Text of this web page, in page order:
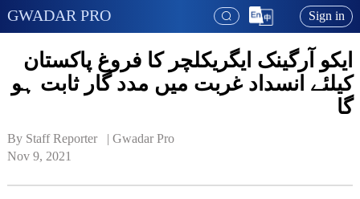
GWADAR PRO Sign in
ایکو آرگینک ایگریکلچر کا فروغ پاکستان
کیلئے انسداد غربت میں مدد گار ثابت ہو
گا
By Staff Reporter   | Gwadar Pro
Nov 9, 2021